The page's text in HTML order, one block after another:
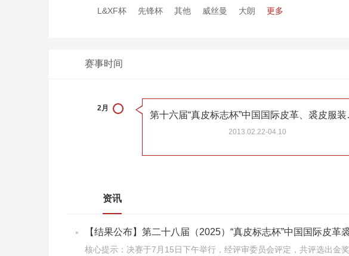
L&XF杯 先锋杯 其他 威丝曼 大朗 更多
赛事时间
2月
第十六
2013.02.22-04.10
资讯
【结果公布】第二十八届（2025）“真皮标志杯”中国国际皮革
核心提示：决赛于7月15日下午举行，经评审委员会评定，共评选出金